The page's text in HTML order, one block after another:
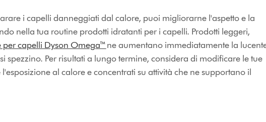
i capelli danneggiati dal calore, puoi migliorarne l'aspetto e la
nella tua routine prodotti idratanti per i capelli. Prodotti leggeri,
per capelli Dyson Omega™ne aumentano immediatamente la
spezzino. Per risultati a lungo termine, considera di modificare le tue
al calore e concentrati su attività che ne supportano il